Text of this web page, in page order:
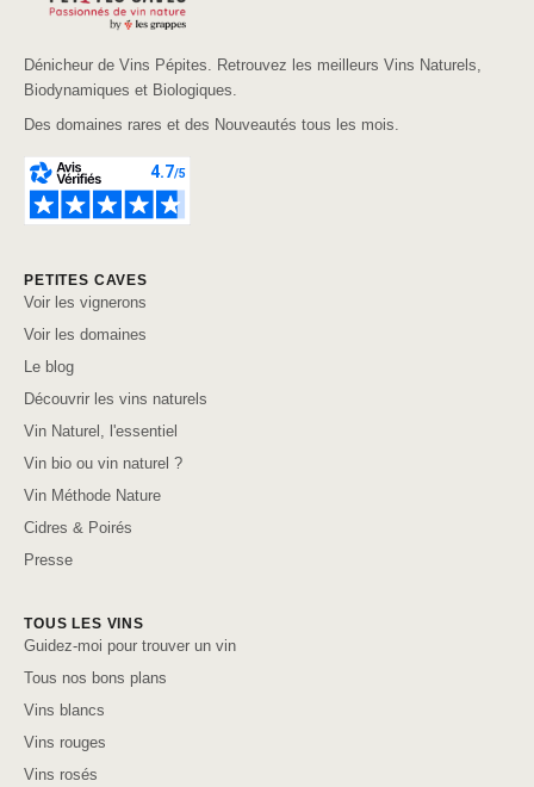
Dénicheur de Vins Pépites. Retrouvez les meilleurs Vins Naturels,
Biodynamiques et Biologiques.
Des domaines rares et des Nouveautés tous les mois.
PETITES CAVES
Voir les vignerons
Voir les domaines
Le blog
Découvrir les vins naturels
Vin Naturel, l'essentiel
Vin bio ou vin naturel ?
Vin Méthode Nature
Cidres & Poirés
Presse
TOUS LES VINS
Guidez-moi pour trouver un vin
Tous nos bons plans
Vins blancs
Vins rouges
Vins rosés